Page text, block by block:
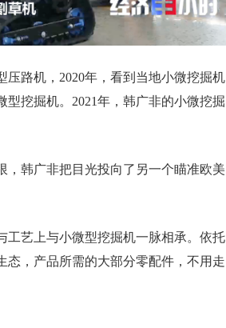
路机，2020年，看到当地小微挖掘机
挖掘机。2021年，韩广非的小微挖掘
韩广非把目光投向了另一个瞄准欧美
艺上与小微型挖掘机一脉相承。依托
态，产品所需的大部分零配件，不用走